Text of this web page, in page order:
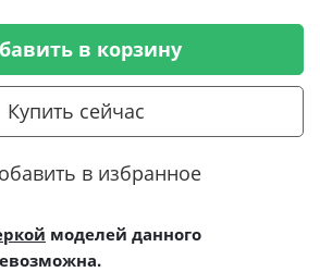
в корзину
Купить сейчас
в избранное
моделей данного